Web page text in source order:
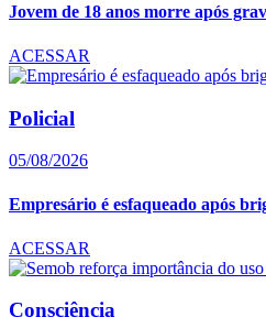
Jovem de 18 anos morre após
ACESSAR
Policial
05/08/2026
Empresário é esfaqueado após
ACESSAR
Consciência